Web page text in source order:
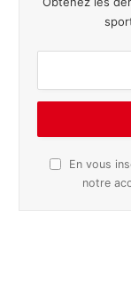
En vous
notre